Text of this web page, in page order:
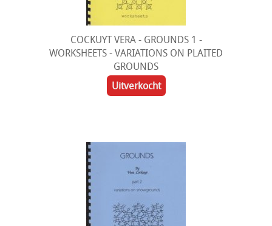
COCKUYT VERA - GROUNDS 1 -
WORKSHEETS - VARIATIONS ON PLAITED
GROUNDS
Uitverkocht